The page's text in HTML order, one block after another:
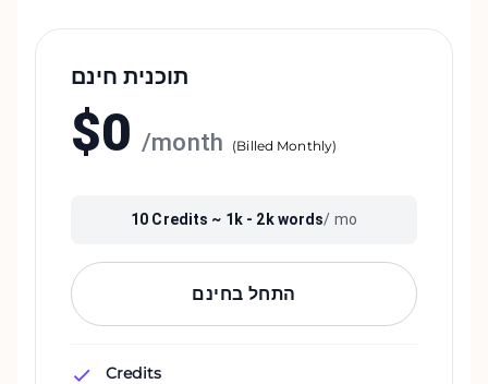
תוכנית חינם
$0 /month (Billed Monthly)
10 Credits ~ 1k - 2kwords/ mo
התחל בחינם
Credits